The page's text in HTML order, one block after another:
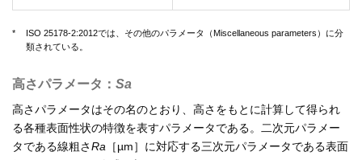
*
ISO 25178-2:2012では、その他のパラメータ（Miscellaneous parameters）に分
類されている。
高さパラメータ： Sa
高さパラメータはその名のとおり、高さをもとに計算して得られ
る各種表面性状の特徴を表すパラメータである。二次元パラメー
タである線粗さRa ［µm］に対応する三次元パラメータである表面